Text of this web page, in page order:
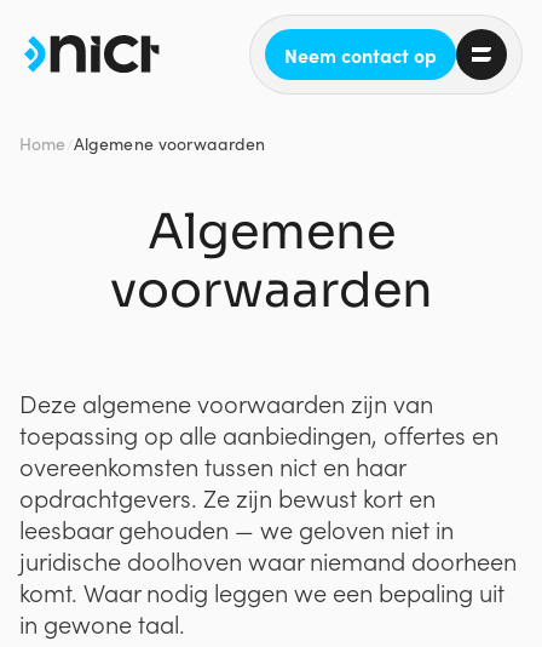
Neem contact op
Home Algemene voorwaarden
Algemene
voorwaarden
Deze algemene voorwaarden zijn van
toepassing op alle aanbiedingen, offertes en
overeenkomsten tussen nict en haar
opdrachtgevers. Ze zijn bewust kort en
leesbaar gehouden — we geloven niet in
juridische doolhoven waar niemand doorheen
komt. Waar nodig leggen we een bepaling uit
in gewone taal.